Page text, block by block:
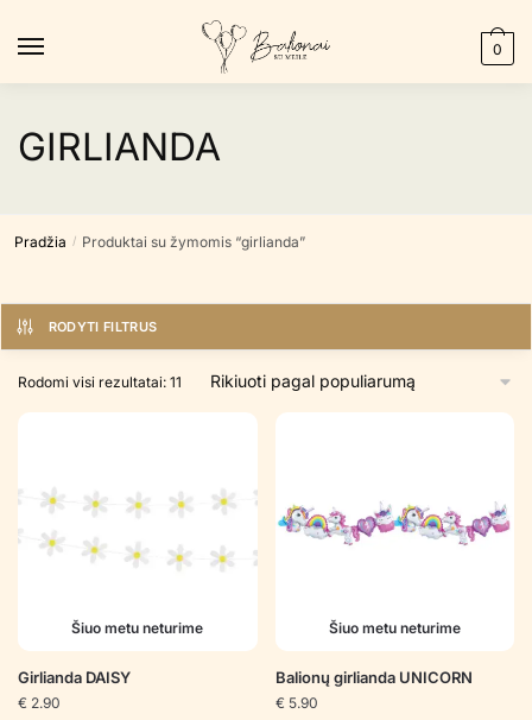
0
GIRLIANDA
Pradžia / Produktai su žymomis “girlianda”
RODYTI FILTRUS
Rodomi visi rezultatai: 11 Rūšiuojama
populiarumą
Šiuo metu neturime
Girlianda DAISY
€ 2.90
Šiuo metu neturime
Balionų girlianda UNICORN
€ 5.90